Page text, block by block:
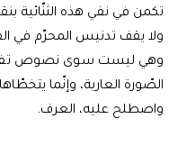
تكمن في نفي هذه الثنّائية
ولا يقف تدنيس المحرّم في
وهي ليست سوى نصوص
الصّورة العارية، وإنّما
واصطلح عليه، العرف.